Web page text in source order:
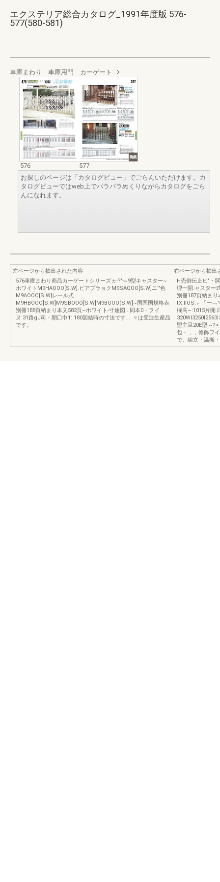
エクステリア総合カタログ_1991年度版 576-
577(580-581)
車庫まわり 車庫用門 カーゲート
576
577
お探しのページは「カタログビュー」でごらんいただけます。カ
タログビューではweb上でパラパラめくりながらカタログをごら
んになれます。
左ページから抽出された内容
576車庫まわり商品カーゲートシリーズヵ-?'-~9型キャスター~
ホワイトM9HAOOO[S.W].ピアプラョクM9SAQOO[S.W]ニ'"色
M9AOOO[S.W]レール式
M9HBOOO[S.W]M9SBOOO[S.W]M9BOOO(S.W]~国国国規格表
別冊188頁納まり本文582頁~ホワイト-寸途図...同本0・ヲイ
ヌ:31路gJ司・開口巾1:.180固結時の寸法です.，々は受注生産品
です。
右ページから抽出
H売倒伝止ヒ"・
理一開.ャスター
別冊187頁納まり
tX:lIOS.←「一﹁
欄高~:1015片開.
盟主旦20E型
包・，，修飾ヲ
で、組立・温搬